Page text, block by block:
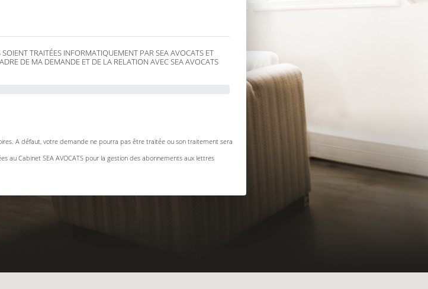
TRAITÉES INFORMATIQUEMENT PAR SEA AVOCATS ET
DE MA DEMANDE ET DE LA RELATION AVEC SEA AVOCATS
A défaut, votre demande ne pourra pas être traitée ou son traitement sera
au Cabinet SEA AVOCATS pour la gestion des abonnements aux lettres
données personnelles, vous disposez d'un droit d'accès, d’interrogation, de
et particulières quant aux modalités d’exercice de ces droits après votre
de contrôle. Pour plus d’informations, vous pouvez consulter notre politique